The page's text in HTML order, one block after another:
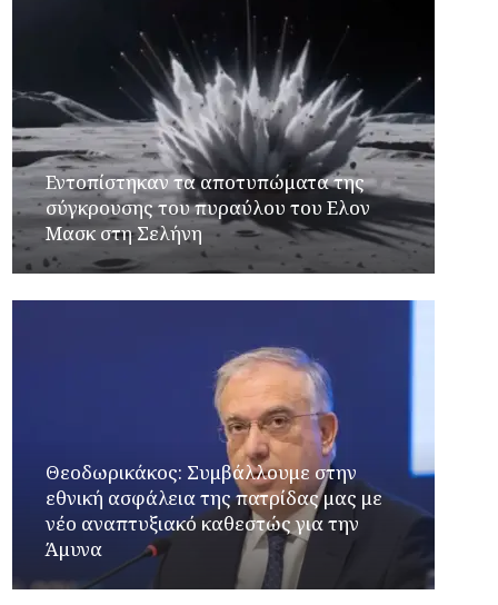
Εντοπίστηκαν τα αποτυπώματα της
σύγκρουσης του πυραύλου του Ελον
Μασκ στη Σελήνη
Θεοδωρικάκος: Συμβάλλουμε στην
εθνική ασφάλεια της πατρίδας μας με
νέο αναπτυξιακό καθεστώς για την
Άμυνα